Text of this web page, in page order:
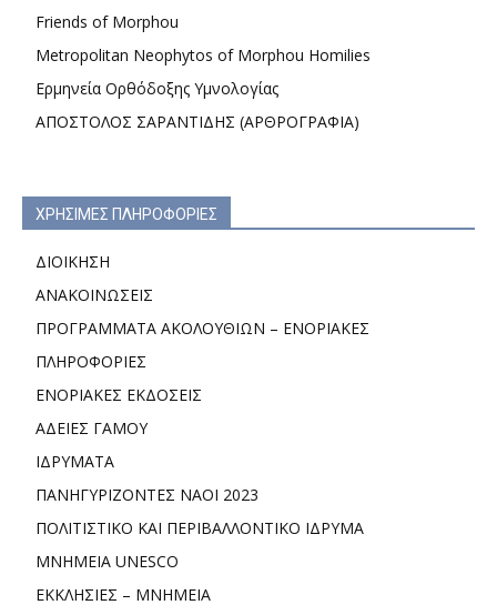
Friends of Morphou
Metropolitan Neophytos of Morphou Homilies
Ερμηνεία Ορθόδοξης Υμνολογίας
ΑΠΟΣΤΟΛΟΣ ΣΑΡΑΝΤΙΔΗΣ (ΑΡΘΡΟΓΡΑΦΙΑ)
ΧΡΗΣΙΜΕΣ ΠΛΗΡΟΦΟΡΙΕΣ
ΔΙΟΙΚΗΣΗ
ΑΝΑΚΟΙΝΩΣΕΙΣ
ΠΡΟΓΡΑΜΜΑΤΑ ΑΚΟΛΟΥΘΙΩΝ – ΕΝΟΡΙΑΚΕΣ
ΠΛΗΡΟΦΟΡΙΕΣ
ΕΝΟΡΙΑΚΕΣ ΕΚΔΟΣΕΙΣ
ΑΔΕΙΕΣ ΓΑΜΟΥ
ΙΔΡΥΜΑΤΑ
ΠΑΝΗΓΥΡΙΖΟΝΤΕΣ ΝΑΟΙ 2023
ΠΟΛΙΤΙΣΤΙΚΟ ΚΑΙ ΠΕΡΙΒΑΛΛΟΝΤΙΚΟ ΙΔΡΥΜΑ
ΜΝΗΜΕΙΑ UNESCO
ΕΚΚΛΗΣΙΕΣ – ΜΝΗΜΕΙΑ